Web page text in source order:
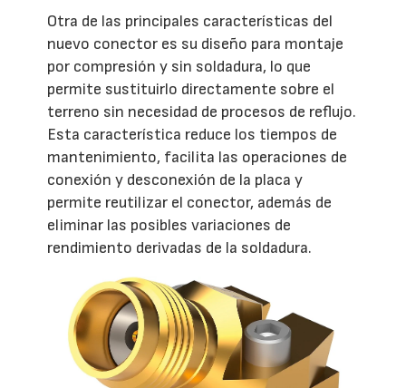
Otra de las principales características del
nuevo conector es su diseño para montaje
por compresión y sin soldadura, lo que
permite sustituirlo directamente sobre el
terreno sin necesidad de procesos de reflujo.
Esta característica reduce los tiempos de
mantenimiento, facilita las operaciones de
conexión y desconexión de la placa y
permite reutilizar el conector, además de
eliminar las posibles variaciones de
rendimiento derivadas de la soldadura.